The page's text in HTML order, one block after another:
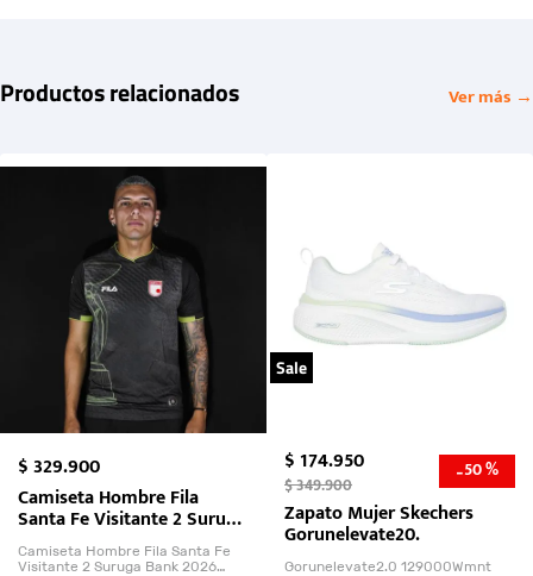
Productos relacionados Ver más →
$329.900
Camiseta Hombre Fila
Santa Fe Visitante 2 Suruga
Bank 2026
Camiseta Hombre Fila Santa Fe
Visitante 2 Suruga Bank 2026
Sale
$174.950
$349.900 -50 %
Zapato Mujer Skechers
Gorunelevate20.
Gorunelevate2.0 129000Wmnt